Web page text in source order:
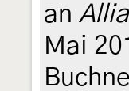
an
Mai